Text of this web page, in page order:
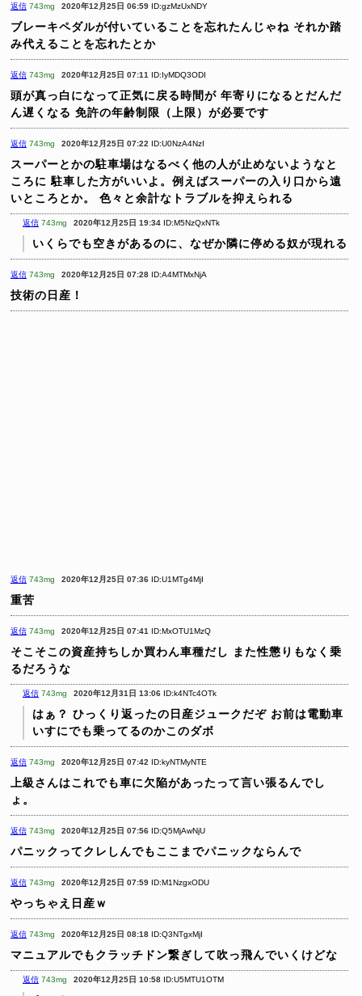
返信 743mg 2020年12月25日 06:59 ID:gzMzUxNDY
ブレーキペダルが付いていることを忘れたんじゃね それか踏
み代えることを忘れたとか
返信 743mg 2020年12月25日 07:11 ID:IyMDQ3ODI
頭が真っ白になって正気に戻る時間が 年寄りになるとだんだ
ん遅くなる 免許の年齢制限（上限）が必要です
返信 743mg 2020年12月25日 07:22 ID:U0NzA4NzI
スーパーとかの駐車場はなるべく他の人が止めないようなと
ころに 駐車した方がいいよ。例えばスーパーの入り口から遠
いところとか。
色々と余計なトラブルを抑えられる
返信 743mg 2020年12月25日 19:34 ID:M5NzQxNTk
いくらでも空きがあるのに、なぜか隣に停める奴が現れる
返信 743mg 2020年12月25日 07:28 ID:A4MTMxNjA
技術の日産！
返信 743mg 2020年12月25日 07:36 ID:U1MTg4MjI
重苦
返信 743mg 2020年12月25日 07:41 ID:MxOTU1MzQ
そこそこの資産持ちしか買わん車種だし
また性懲りもなく乗
るだろうな
返信 743mg 2020年12月31日 13:06 ID:k4NTc4OTk
はぁ？ ひっくり返ったの日産ジュークだぞ お前は電動車
いすにでも乗ってるのかこのダボ
返信 743mg 2020年12月25日 07:42 ID:kyNTMyNTE
上級さんはこれでも車に欠陥があったって言い張るんでし
ょ。
返信 743mg 2020年12月25日 07:56 ID:Q5MjAwNjU
パニックってクレしんでもここまでパニックならんで
返信 743mg 2020年12月25日 07:59 ID:M1NzgxODU
やっちゃえ日産ｗ
返信 743mg 2020年12月25日 08:18 ID:Q3NTgxMjI
マニュアルでもクラッチドン繋ぎして吹っ飛んでいくけどな
返信 743mg 2020年12月25日 10:58 ID:U5MTU1OTM